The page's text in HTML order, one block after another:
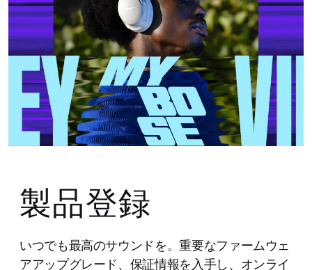
製品登録
いつでも最高のサウンドを。重要なファームウェ
アアップグレード、保証情報を入手し、オンライ